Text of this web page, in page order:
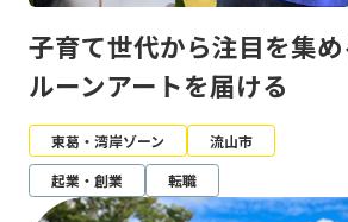
子育て世代から注目を集
ルーンアートを届ける
東葛・湾岸ゾーン
流山市
起業・創業
転職